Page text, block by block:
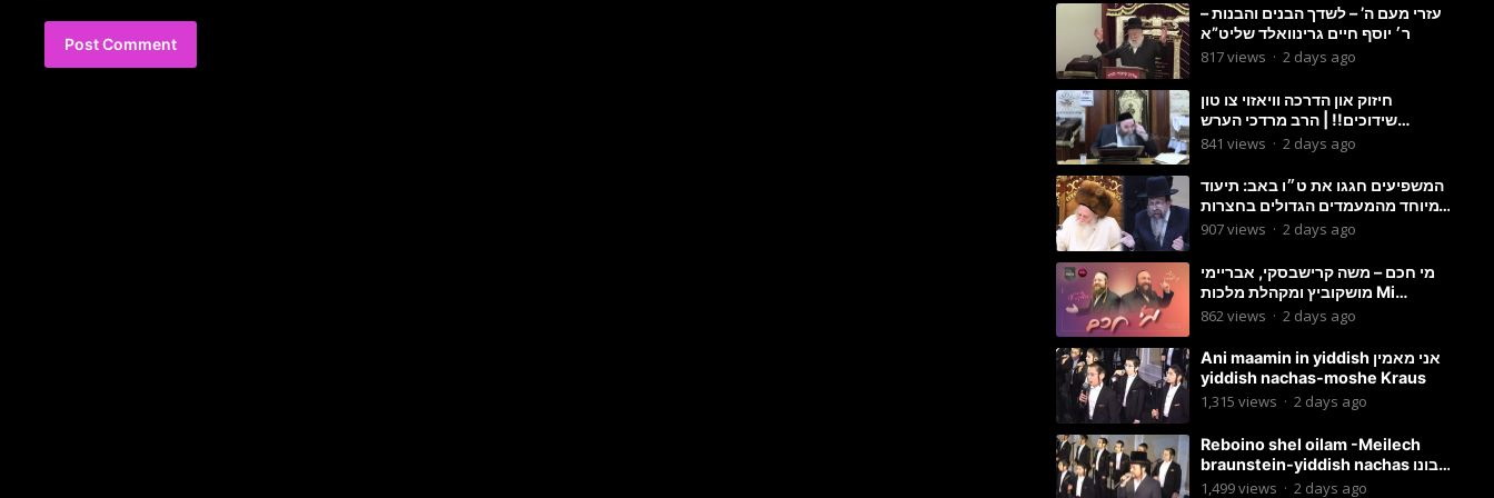
עזרי מעם ה’ – לשדך הבנים והבנות –
ר׳ יוסף חיים גרינוואלד שליט”א
817views · 2 days ago
חיזוק און הדרכה וויאזוי צו טון
שידוכים!! | הרב מרדכי הערש
שפיצער
841 views · 2 days ago
המשפיעים חגגו את ט״ו באב: תיעוד
מיוחד מהמעמדים הגדולים בחצרות
האדמו״ר מסטוטשין והגרי״מ
907views · 2 days ago
מי חכם – משה קרישבסקי, אבריימי
מושקוביץ ומקהלת מלכות Mi
Chacham I
862 views · 2 days ago
Ani maamin in yiddish אני מאמין
yiddish nachas-moshe Kraus
1,315 views · 2 days ago
Reboino shel oilam -Meilech
braunstein-yiddish nachas רבונו
של עולם
1,499views · 2 days ago